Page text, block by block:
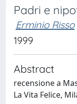
Padri e
Erminio Risso
1999
Abstract
recensione a
La Vita Felice,